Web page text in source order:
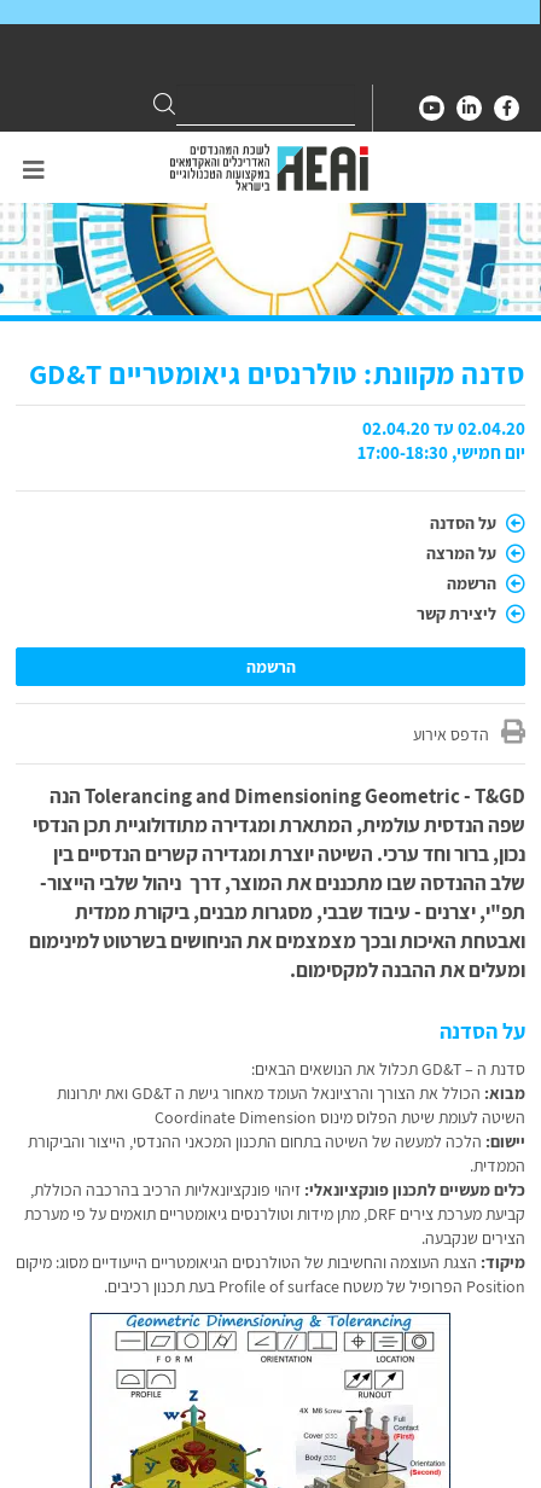
for:
Search
סדנה מקוונת: טולרנסים גיאומטריים GD&T
02.04.20 עד 02.04.20
יום חמישי, 17:00-18:30
על הסדנה
על המרצה
הרשמה
ליצירת קשר
הרשמה
הדפס אירוע
Tolerancing and Dimensioning Geometric - T&GD הנה
שפה הנדסית עולמית, המתארת ומגדירה מתודולוגיית תכן הנדסי
נכון, ברור וחד ערכי. השיטה יוצרת ומגדירה קשרים הנדסיים בין
שלב ההנדסה שבו מתכננים את המוצר, דרך ניהול שלבי הייצור-
תפ"י, יצרנים - עיבוד שבבי, מסגרות מבנים, ביקורת ממדית
ואבטחת האיכות ובכך מצמצמים את הניחושים בשרטוט למינימום
ומעלים את ההבנה למקסימום.
על הסדנה
סדנת ה – GD&T תכלול את הנושאים הבאים:
מבוא:
הכולל את הצורך והרציונאל העומד מאחור גישת ה GD&T ואת יתרונות
השיטה לעומת שיטת הפלוס מינוס Coordinate Dimension
יישום: הלכה למעשה של השיטה בתחום התכנון המכאני ההנדסי, הייצור והביקורת
הממדית.
כלים מעשיים לתכנון פונקציונאלי: זיהוי פונקציונאליות הרכיב בהרכבה הכוללת,
קביעת מערכת צירים DRF, מתן מידות וטולרנסים גיאומטריים תואמים על פי מערכת
הצירים שנקבעה.
מיקוד: הצגת העוצמה והחשיבות של הטולרנסים הגיאומטריים הייעודיים מסוג: מיקום
Position הפרופיל של משטח Profile of surface בעת תכנון רכיבים.